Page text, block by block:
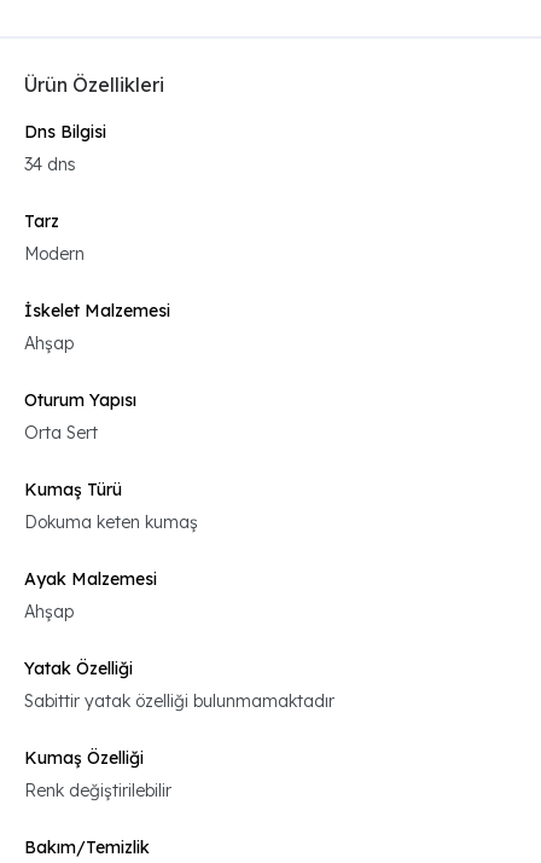
Ürün Özellikleri
Dns Bilgisi
34 dns
Tarz
Modern
İskelet Malzemesi
Ahşap
Oturum Yapısı
Orta Sert
Kumaş Türü
Dokuma keten kumaş
Ayak Malzemesi
Ahşap
Yatak Özelliği
Sabittir yatak özelliği bulunmamaktadır
Kumaş Özelliği
Renk değiştirilebilir
Bakım/Temizlik